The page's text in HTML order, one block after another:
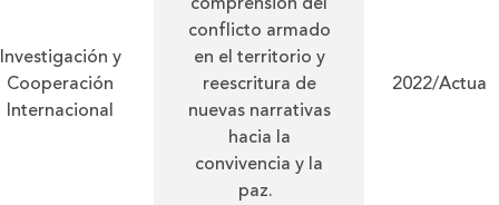
Investigación y
Cooperación
Internacional
conflicto armado
en el territorio y
reescritura de
nuevas narrativas
hacia la
convivencia y la
paz.
2022/Actua